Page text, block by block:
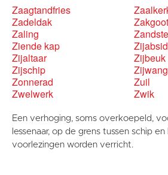
Zaagtandfries
Zadeldak
Zakgoot
Zaling
Ziende kap
Zijaltaar
Zijbeuk
Zijschip
Zijwang
Zonnerad
Zuil
Zwelwerk
Zwik
Een verhoging, soms overkoepeld,
lessenaar, op de grens tussen schip
voorlezingen worden verricht.